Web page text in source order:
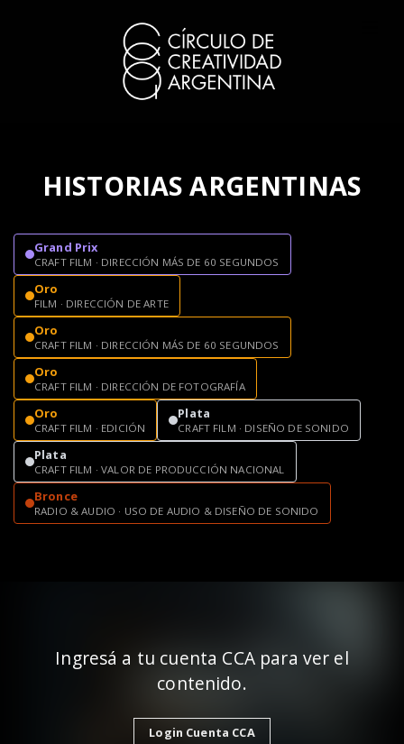
HISTORIAS ARGENTINAS
Grand Prix
CRAFT FILM · DIRECCIÓN MÁS DE 60 SEGUNDOS
Oro
FILM · DIRECCIÓN DE ARTE
Oro
CRAFT FILM · DIRECCIÓN MÁS DE 60 SEGUNDOS
Oro
CRAFT FILM · DIRECCIÓN DE FOTOGRAFÍA
Oro
CRAFT FILM · EDICIÓN
Plata
CRAFT FILM · DISEÑO DE SONIDO
Plata
CRAFT FILM · VALOR DE PRODUCCIÓN NACIONAL
Bronce
RADIO & AUDIO · USO DE AUDIO & DISEÑO DE SONIDO
Ingresá a tu cuenta CCA para ver el
contenido.
Login Cuenta CCA